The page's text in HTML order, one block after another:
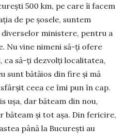
500 km, pe care îi facem
de pe șo­sele, suntem
diverselor ministere, pentru a
Nu vine nimeni să-ți ofe­re
ca să-ți dezvolți lo­calitatea,
sunt bătăios din fire și mă
ceea ce îmi pun în cap.
ușa, dar băteam din nou,
și tot așa. Din fericire,
până la Bu­cu­rești au